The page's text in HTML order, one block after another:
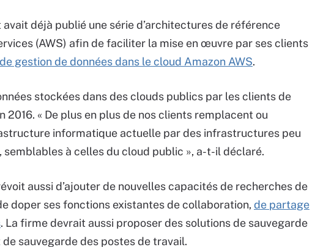
déjà publié une série d’architectures de référence
(AWS) afin de faciliter la mise en œuvre par ses clients
gestion de données dans le cloud Amazon AWS.
stockées dans des clouds publics par les clients de
2016. « De plus en plus de nos clients remplacent ou
informatique actuelle par des infrastructures peu
à celles du cloud public », a-t-il déclaré.
aussi d’ajouter de nouvelles capacités de recherches de
doper ses fonctions existantes de collaboration, de partage
. La firme devrait aussi proposer des solutions de sauvegarde
sauvegarde des postes de travail.